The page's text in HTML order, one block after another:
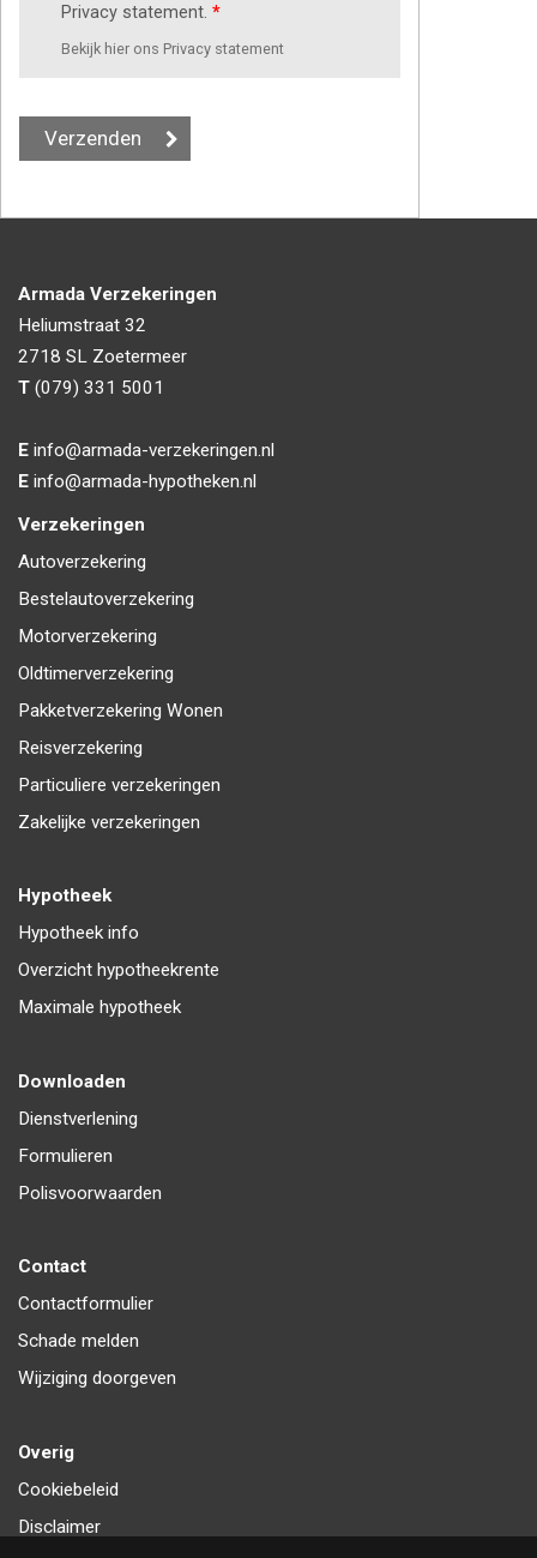
Privacy statement. *
Bekijk hier ons Privacy statement
Armada Verzekeringen
Heliumstraat 32
2718 SL Zoetermeer
T (079) 331 5001
E info@armada-verzekeringen.nl
E info@armada-hypotheken.nl
Verzekeringen
Autoverzekering
Bestelautoverzekering
Motorverzekering
Oldtimerverzekering
Pakketverzekering Wonen
Reisverzekering
Particuliere verzekeringen
Zakelijke verzekeringen
Hypotheek
Hypotheek info
Overzicht hypotheekrente
Maximale hypotheek
Downloaden
Dienstverlening
Formulieren
Polisvoorwaarden
Contact
Contactformulier
Schade melden
Wijziging doorgeven
Overig
Cookiebeleid
Disclaimer